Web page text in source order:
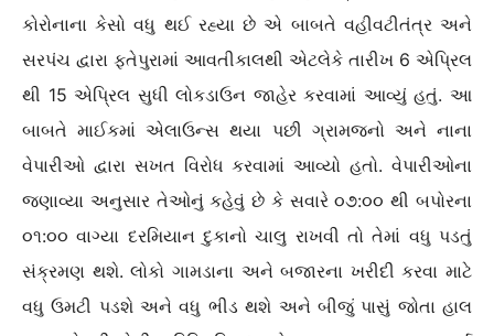
કોરોનાના કેસો વધુ થઈ રહ્યા છે એ બાબતે વહીવટીતંત્ર અને
સરપંચ દ્વારા ફતેપુરામાં આવતીકાલથી એટલેકે તારીખ 6 એપ્રિલ
થી 15 એપ્રિલ સુધી લોકડાઉન જાહેર કરવામાં આવ્યું હતું. આ
બાબતે માઈકમાં એલાઉન્સ થયા પછી ગ્રામજનો અને નાના
વેપારીઓ દ્વારા સખત વિરોધ કરવામાં આવ્યો હતો. વેપારીઓના
જણાવ્યા અનુસાર તેઓનું કહેવું છે કે સવારે ૦૭:૦૦ થી બપોરના
૦૧:૦૦ વાગ્યા દરમિયાન દુકાનો ચાલુ રાખવી તો તેમાં વધુ પડતું
સંક્રમણ થશે. લોકો ગામડાના અને બજારના ખરીદી કરવા માટે
વધુ ઉમટી પડશે અને વધુ ભીડ થશે અને બીજું પાસું જોતા હાલ